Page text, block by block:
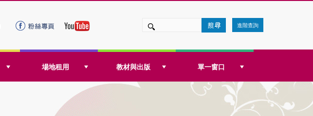
進階查詢
場地租用 教材與出版 單一窗口